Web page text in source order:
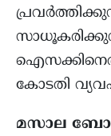
കോടതി
മസാല